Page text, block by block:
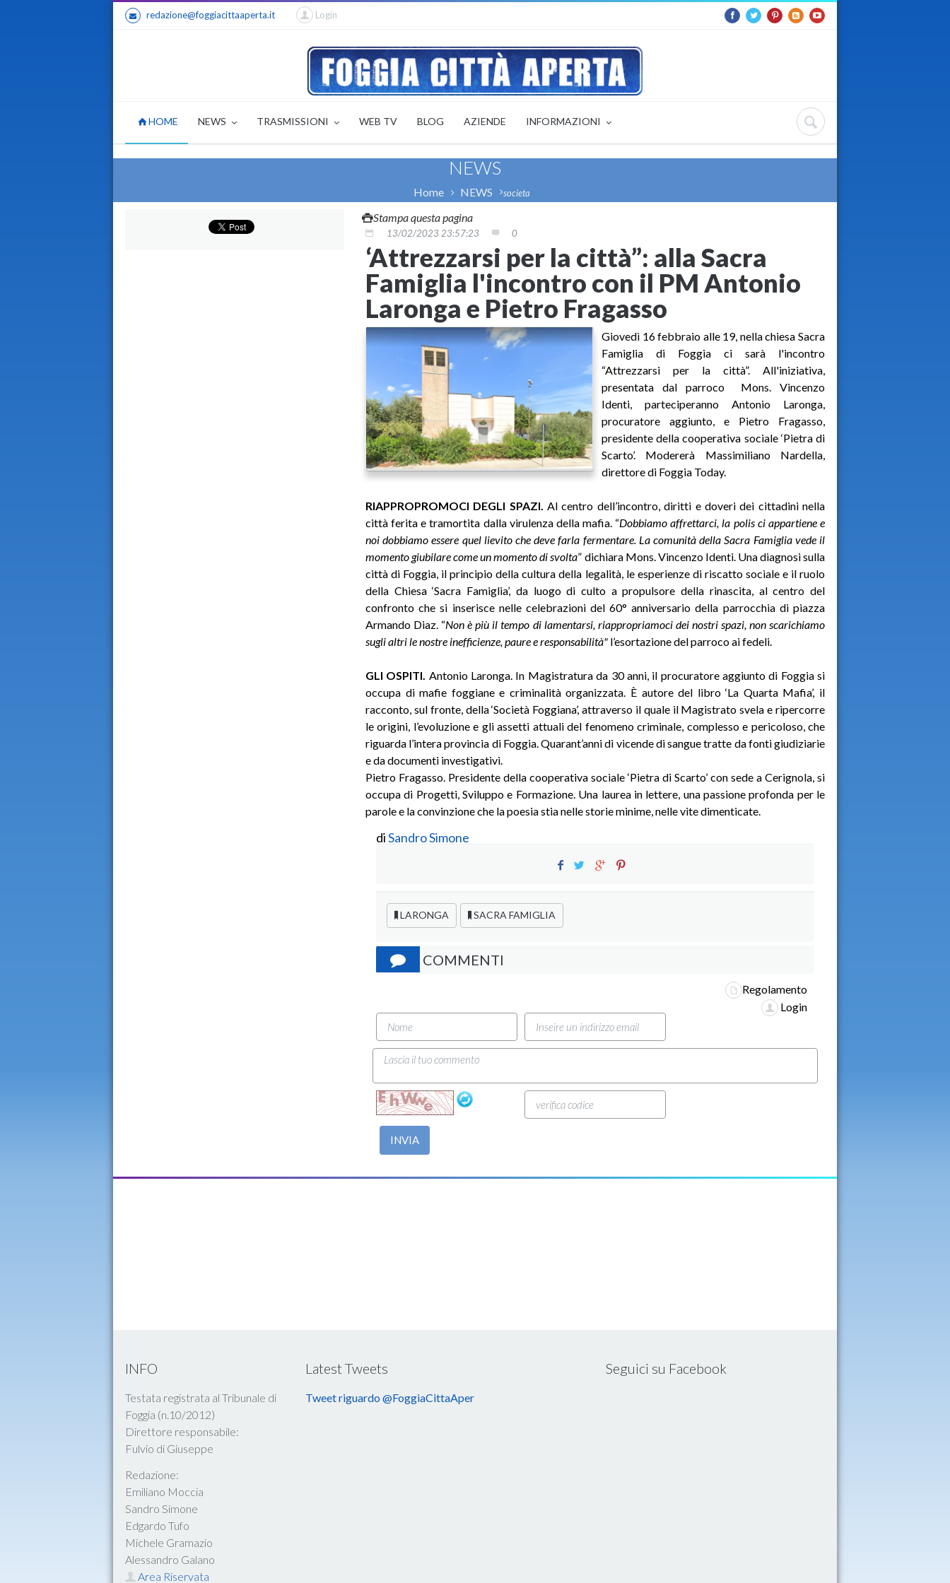
redazione@foggiacittaaperta.it Login
HOME NEWS TRASMISSIONI WEB TV BLOG AZIENDE INFORMAZIONI
NEWS
Home NEWS societa
Stampa questa pagina
13/02/2023 23:57:23 0
‘Attrezzarsi per la città”: alla Sacra
Famiglia l'incontro con il PM Antonio
Laronga e Pietro Fragasso
Giovedì 16 febbraio alle 19, nella chiesa Sacra
Famiglia di Foggia ci sarà l'incontro
“Attrezzarsi per la città”. All'iniziativa,
presentata dal parroco Mons. Vincenzo
Identi, parteciperanno Antonio Laronga,
procuratore aggiunto, e Pietro Fragasso,
presidente della cooperativa sociale ‘Pietra di
Scarto’. Modererà Massimiliano Nardella,
direttore di Foggia Today.
RIAPPROPROMOCI DEGLI SPAZI. Al centro dell’incontro, diritti e doveri dei cittadini nella
città ferita e tramortita dalla virulenza della mafia. “Dobbiamo affrettarci, la polis ci appartiene e
noi dobbiamo essere quel lievito che deve farla fermentare. La comunità della Sacra Famiglia vede il
momento giubilare come un momento di svolta” dichiara Mons. Vincenzo Identi. Una diagnosi sulla
città di Foggia, il principio della cultura della legalità, le esperienze di riscatto sociale e il ruolo
della Chiesa ‘Sacra Famiglia’, da luogo di culto a propulsore della rinascita, al centro del
confronto che si inserisce nelle celebrazioni del 60° anniversario della parrocchia di piazza
Armando Diaz. “Non è più il tempo di lamentarsi, riappropriamoci dei nostri spazi, non scarichiamo
sugli altri le nostre inefficienze, paure e responsabilità" l’esortazione del parroco ai fedeli.
GLI OSPITI. Antonio Laronga. In Magistratura da 30 anni, il procuratore aggiunto di Foggia si
occupa di mafie foggiane e criminalità organizzata. È autore del libro ‘La Quarta Mafia’, il
racconto, sul fronte, della ‘Società Foggiana’, attraverso il quale il Magistrato svela e ripercorre
le origini, l’evoluzione e gli assetti attuali del fenomeno criminale, complesso e pericoloso, che
riguarda l’intera provincia di Foggia. Quarant’anni di vicende di sangue tratte da fonti giudiziarie
e da documenti investigativi.
Pietro Fragasso. Presidente della cooperativa sociale ‘Pietra di Scarto’ con sede a Cerignola, si
occupa di Progetti, Sviluppo e Formazione. Una laurea in lettere, una passione profonda per le
parole e la convinzione che la poesia stia nelle storie minime, nelle vite dimenticate.
diSandro Simone
LARONGA SACRA FAMIGLIA
COMMENTI
Regolamento
Login
INVIA
INFO
Testata registrata al Tribunale di
Foggia (n.10/2012)
Direttore responsabile:
Fulvio di Giuseppe
Redazione:
Emiliano Moccia
Sandro Simone
Edgardo Tufo
Michele Gramazio
Alessandro Galano
Area Riservata
Latest Tweets
Tweet riguardo @FoggiaCittaAper
Seguici su Facebook